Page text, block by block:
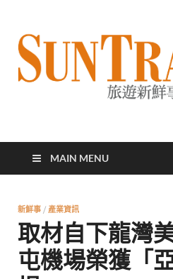
太陽網
MAIN MENU
新鮮事 / 產業資訊
取材自下龍灣
屯機場榮獲「